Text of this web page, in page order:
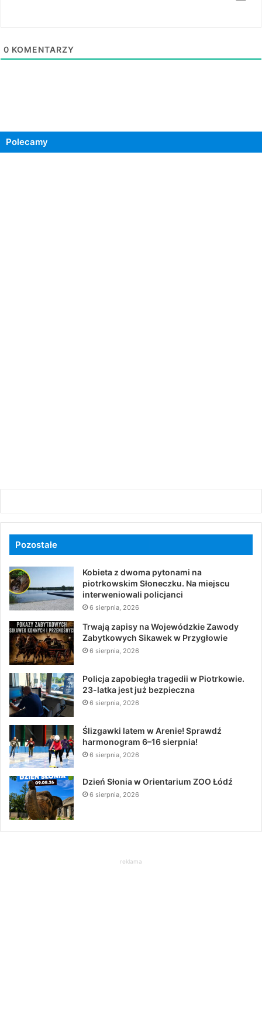
0 KOMENTARZY
Polecamy
Pozostałe
Kobieta z dwoma pytonami na
piotrkowskim Słoneczku. Na miejscu
interweniowali policjanci
6 sierpnia, 2026
Trwają zapisy na Wojewódzkie Zawody
Zabytkowych Sikawek w Przygłowie
6 sierpnia, 2026
Policja zapobiegła tragedii w Piotrkowie.
23-latka jest już bezpieczna
6 sierpnia, 2026
Ślizgawki latem w Arenie! Sprawdź
harmonogram 6–16 sierpnia!
6 sierpnia, 2026
Dzień Słonia w Orientarium ZOO Łódź
6 sierpnia, 2026
reklama